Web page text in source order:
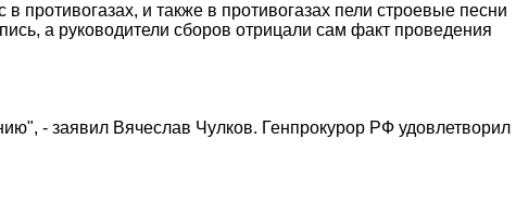
противогазах, и также в противогазах пели строевые песни
а руководители сборов отрицали сам факт проведения
- заявил Вячеслав Чулков. Генпрокурор РФ удовлетворил